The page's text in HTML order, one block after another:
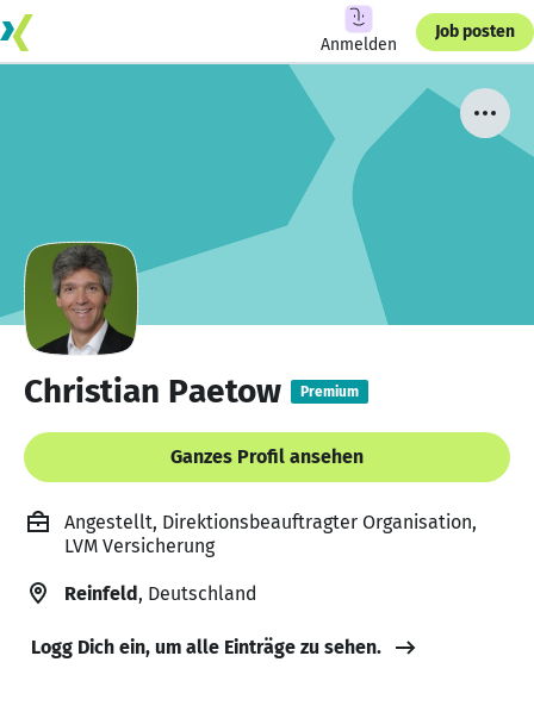
Anmelden
Job posten
Christian Paetow Premium
Ganzes Profil ansehen
Angestellt, Direktionsbeauftragter Organisation,
LVM Versicherung
Reinfeld, Deutschland
Logg Dich ein, um alle Einträge zu sehen.